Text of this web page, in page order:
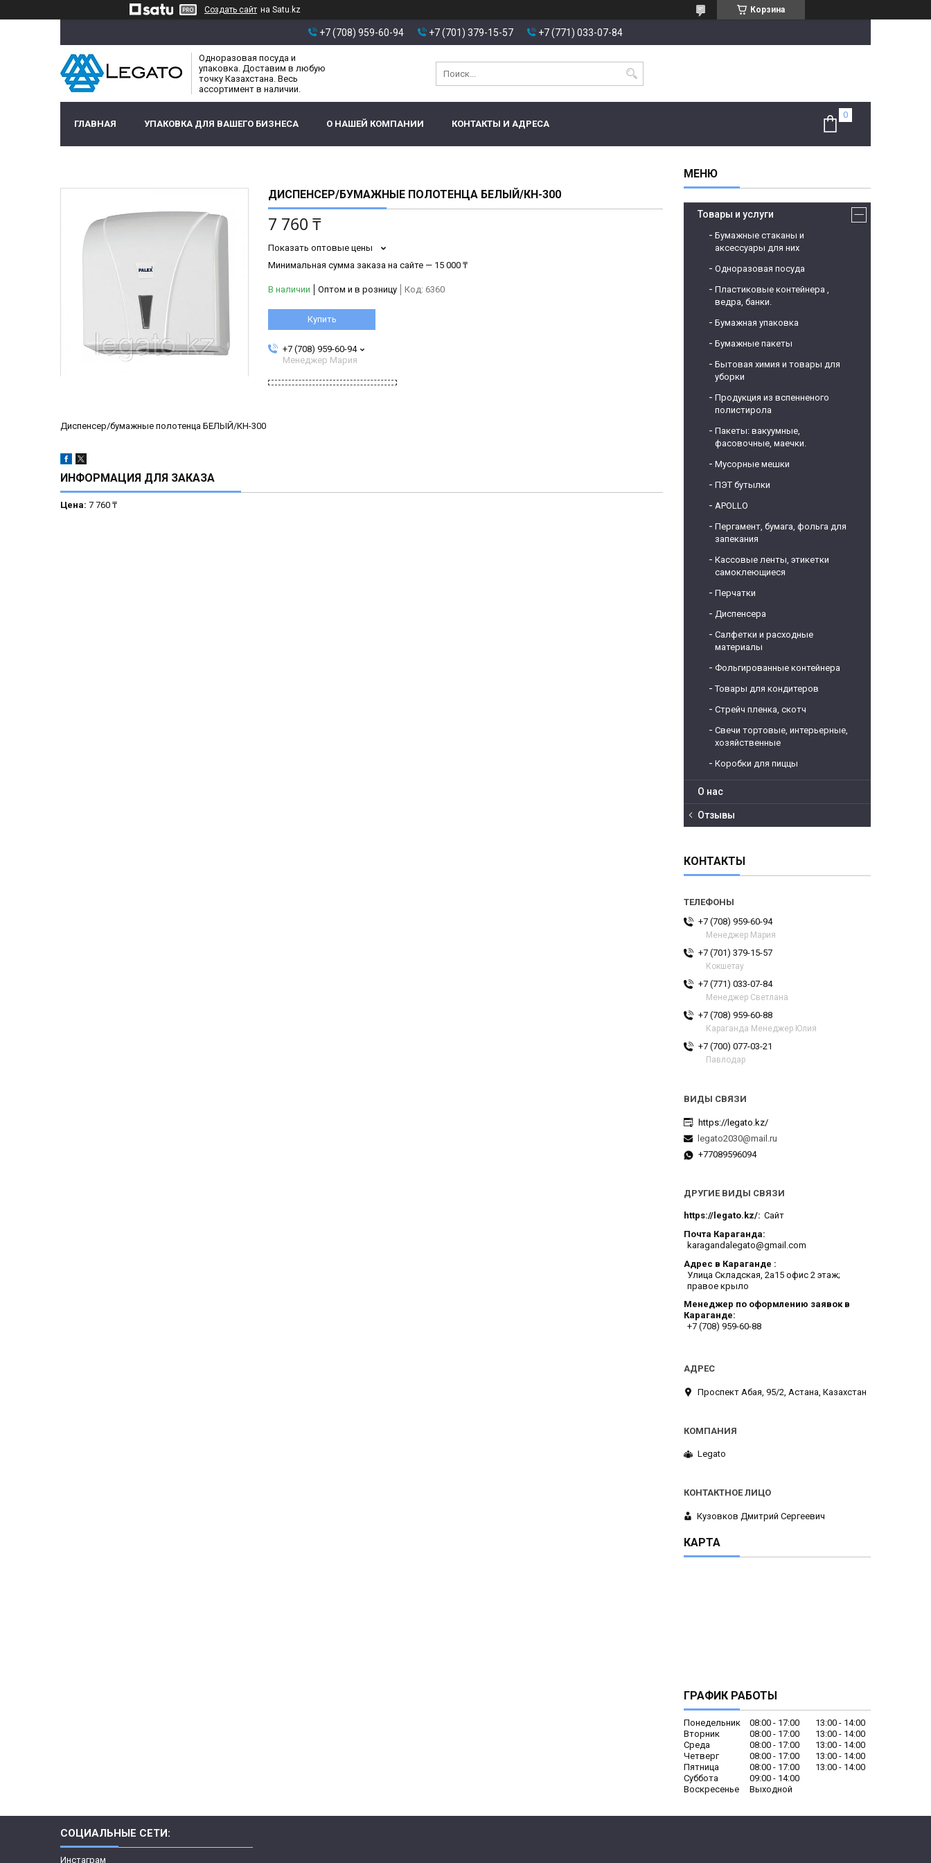
Создать сайт на Satu.kz Корзина
+7 (708) 959-60-94 +7 (701) 379-15-57 +7 (771) 033-07-84
Одноразовая посуда и
упаковка. Доставим в любую
точку Казахстана. Весь
ассортимент в наличии.
ГЛАВНАЯ УПАКОВКА ДЛЯ ВАШЕГО БИЗНЕСА О НАШЕЙ КОМПАНИИ КОНТАКТЫ И АДРЕСА
ДИСПЕНСЕР/БУМАЖНЫЕ ПОЛОТЕНЦА БЕЛЫЙ/КН-300
7 760 ₸
Показать оптовые цены
Минимальная сумма заказа на сайте — 15 000 ₸
В наличии Оптом и в розницу Код: 6360
Купить
+7 (708) 959-60-94
Менеджер Мария
Диспенсер/бумажные полотенца БЕЛЫЙ/КН-300
ИНФОРМАЦИЯ ДЛЯ ЗАКАЗА
Цена: 7 760 ₸
Товары и услуги
Бумажные стаканы и
аксессуары для них
Одноразовая посуда
Пластиковые контейнера ,
ведра, банки.
Бумажная упаковка
Бумажные пакеты
Бытовая химия и товары для
уборки
Продукция из вспенненого
полистирола
Пакеты: вакуумные,
фасовочные, маечки.
Мусорные мешки
ПЭТ бутылки
APOLLO
Пергамент, бумага, фольга для
запекания
Кассовые ленты, этикетки
самоклеющиеся
Перчатки
Диспенсера
Салфетки и расходные
материалы
Фольгированные контейнера
Товары для кондитеров
Стрейч пленка, скотч
Свечи тортовые, интерьерные,
хозяйственные
Коробки для пиццы
О нас
Отзывы
КОНТАКТЫ
+7 (708) 959-60-94
Менеджер Мария
+7 (701) 379-15-57
Кокшетау
+7 (771) 033-07-84
Менеджер Светлана
+7 (708) 959-60-88
Караганда Менеджер Юлия
+7 (700) 077-03-21
Павлодар
https://legato.kz/
legato2030@mail.ru
+77089596094
ДРУГИЕ ВИДЫ СВЯЗИ
https://legato.kz/ Сайт
Почта Караганда
karagandalegato@gmail.com
Адрес в Караганде
​Улица Складская, 2а​15 офис 2 этаж;
правое крыло
Менеджер по оформлению заявок в
Караганде
+7 (708) 959-60-88
​Проспект Абая, 95/2, Астана, Казахстан
Legato
Кузовков Дмитрий Сергеевич
КАРТА
ГРАФИК РАБОТЫ
Понедельник 08:00 17:00 13:00
14:00
Вторник
08:00 17:00 13:00
14:00
Среда
08:00 17:00 13:00
14:00
Четверг
08:00 17:00 13:00
14:00
Пятница
08:00 17:00 13:00
14:00
Суббота
09:00
14:00
Воскресенье
Выходной
СОЦИАЛЬНЫЕ СЕТИ:
Инстаграм